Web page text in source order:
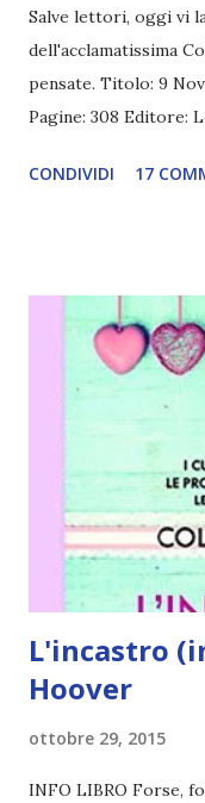
Salve lettori, oggi vi
dell'acclamatissima
pensate. Titolo: 9
Pagine: 308 Editore:
con il padre, Fallon
vita, il terribile
parte del corpo,
da attrice. Contro
si trasforma subito in
partire e sembra
Come per strappare
separazione, Ben le
romanzo su di loro,
novembre di ogni
CONDIVIDI 17
L'incastro
Hoover
ottobre 29, 2015
INFO LIBRO Forse,